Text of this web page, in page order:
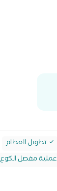
تطويل العظام
عملية مفصل الكوع